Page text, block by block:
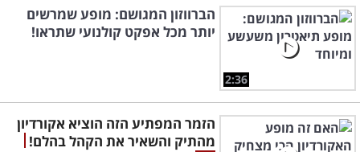
2:36
הברווזון המגושם: מופע שמרשים
יותר מכל אפקט קולנועי שתראו!
הזמר המפתיע הזה הוציא אקורדיון
מהתיק והשאיר את הקהל בהלם!